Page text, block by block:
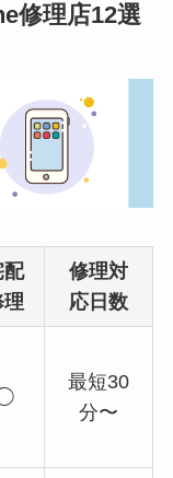
修理店12選
配
理
修理対
応日数
最短30
分〜